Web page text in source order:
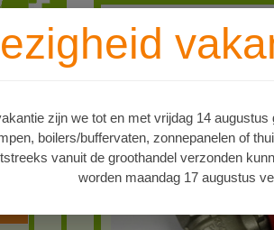
zijn we tot en met vrijdag 14 augustus
boilers/buffervaten, zonnepanelen of
vanuit de groothandel verzonden
worden maandag 17 augustus